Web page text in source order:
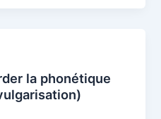
la phonétique